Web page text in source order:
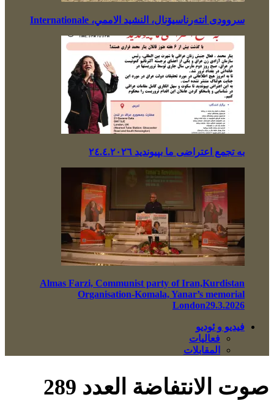
سروودی انتەرناسیۆنال، النشيد الاممي، Internationale
بە تجمع اعتراضی ما بپیوندید ٢٤.٤.٢٠٢٦
Almas Farzi, Communist party of Iran,Kurdistan
Organisation-Komala, Yanar’s memorial
London29.3.2026
فيديو و ئوديو
فعاليات
المقابلات
صوت الانتفاضة العدد 289